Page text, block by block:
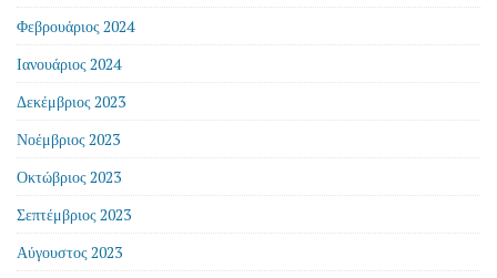
Φεβρουάριος 2024
Ιανουάριος 2024
Δεκέμβριος 2023
Νοέμβριος 2023
Οκτώβριος 2023
Σεπτέμβριος 2023
Αύγουστος 2023